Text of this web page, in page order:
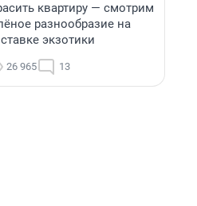
квартиру — смотрим
разнообразие на
экзотики
26 965 13